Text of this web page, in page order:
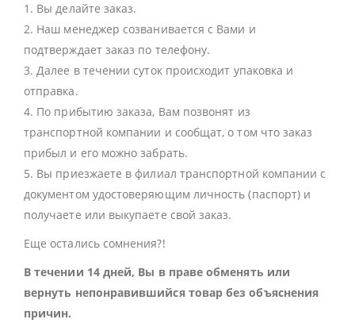
1. Вы делайте заказ.
2. Наш менеджер созванивается с Вами и
подтверждает заказ по телефону.
3. Далее в течении суток происходит упаковка и
отправка.
4. По прибытию заказа, Вам позвонят из
транспортной компании и сообщат, о том что заказ
прибыл и его можно забрать.
5. Вы приезжаете в филиал транспортной компании с
документом удостоверяющим личность (паспорт) и
получаете или выкупаете свой заказ.
Еще остались сомнения?!
В течении 14 дней, Вы в праве обменять или
вернуть непонравившийся товар без объяснения
причин.